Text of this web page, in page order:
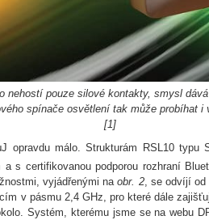
nehostí pouze silové kontakty, smysl
spínače osvětlení tak může probíhat i
[1]
opravdu málo. Strukturám RSL10 typu
s certifikovanou podporou rozhraní
vyjádřenými naobr. 2, se odvíjí od
v pásmu 2,4 GHz, pro které dále
Systém, kterému jsme se na webu